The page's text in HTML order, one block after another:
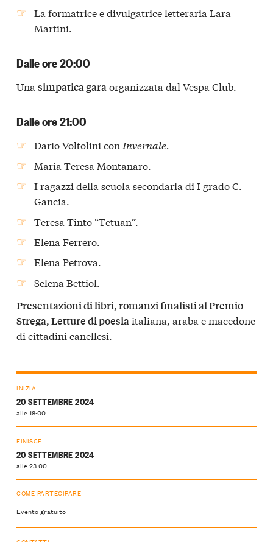
La formatrice e divulgatrice letteraria Lara
Martini.
Dalle ore 20:00
Una simpatica garaorganizzata dal Vespa Club.
Dalle ore 21:00
Dario Voltolini con Invernale.
Maria Teresa Montanaro.
I ragazzi della scuola secondaria di I grado C.
Gancia.
Teresa Tinto “Tetuan”.
Elena Ferrero.
Elena Petrova.
Selena Bettiol.
Presentazioni di libri, romanzi finalisti al Premio
Strega, Letture di poesiaitaliana, araba e macedone
di cittadini canellesi.
INIZIA
20 SETTEMBRE 2024
alle 18:00
FINISCE
20 SETTEMBRE 2024
alle 23:00
COME PARTECIPARE
Evento gratuito